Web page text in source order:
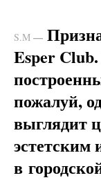
S.M —
Esper
пожалуй,
выглядит
эстетским
в